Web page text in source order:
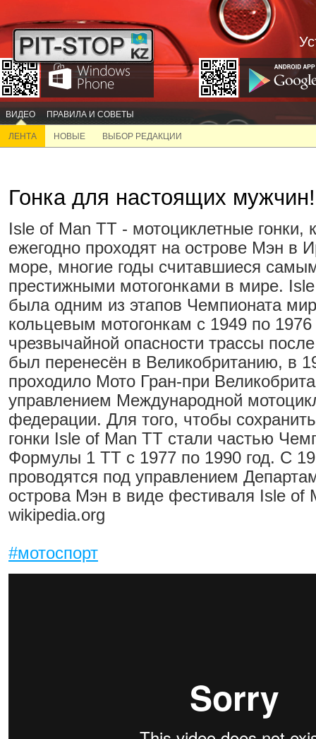
ВИДЕО ПРАВИЛА И СОВЕТЫ
ЛЕНТА НОВЫЕ ВЫБОР РЕДАКЦИИ
Гонка для настоящих мужчин!
Isle of Man TT - мотоциклетные гонки,
ежегодно проходят на острове Мэн в
море, многие годы считавшиеся
престижными мотогонками в мире.
была одним из этапов Чемпионата
кольцевым мотогонкам с 1949 по 1976
чрезвычайной опасности трассы
был перенесён в Великобританию, в
проходило Мото Гран-при
управлением Международной
федерации. Для того, чтобы
гонки Isle of Man TT стали частью
Формулы 1 TT с 1977 по 1990 год. С
проводятся под управлением
острова Мэн в виде фестиваля Isle of
wikipedia.org
#мотоспорт